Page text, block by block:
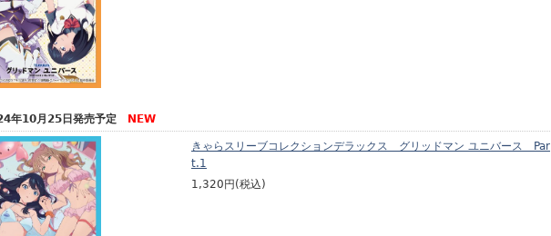
年10月25日発売予定 NEW
きゃらスリーブコレクションデラックス グリッドマン ユニバース Par
t.1
1,320円(税込)